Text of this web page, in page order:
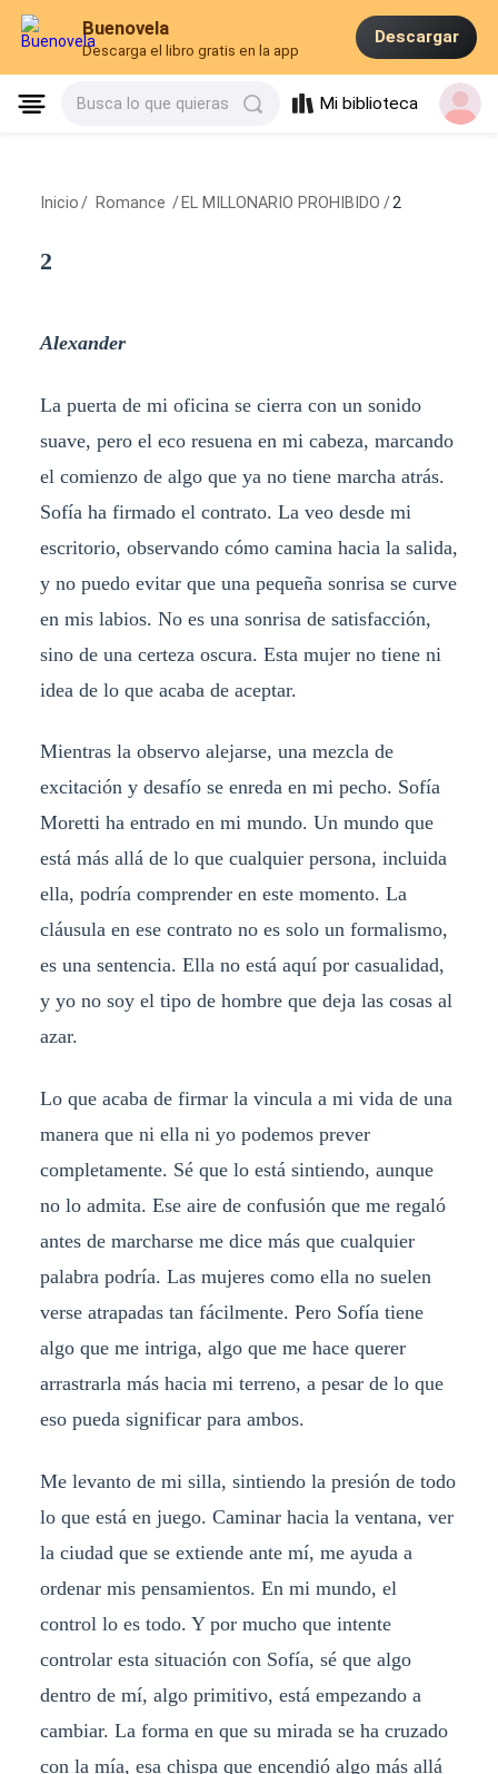
Buenovela
Descarga el libro gratis en la app
Descargar
Busca lo que quieras Mi biblioteca
Inicio / Romance / EL MILLONARIO PROHIBIDO / 2
2
Alexander
La puerta de mi oficina se cierra con un sonido
suave, pero el eco resuena en mi cabeza, marcando
el comienzo de algo que ya no tiene marcha atrás.
Sofía ha firmado el contrato. La veo desde mi
escritorio, observando cómo camina hacia la salida,
y no puedo evitar que una pequeña sonrisa se curve
en mis labios. No es una sonrisa de satisfacción,
sino de una certeza oscura. Esta mujer no tiene ni
idea de lo que acaba de aceptar.
Mientras la observo alejarse, una mezcla de
excitación y desafío se enreda en mi pecho. Sofía
Moretti ha entrado en mi mundo. Un mundo que
está más allá de lo que cualquier persona, incluida
ella, podría comprender en este momento. La
cláusula en ese contrato no es solo un formalismo,
es una sentencia. Ella no está aquí por casualidad,
y yo no soy el tipo de hombre que deja las cosas al
azar.
Lo que acaba de firmar la vincula a mi vida de una
manera que ni ella ni yo podemos prever
completamente. Sé que lo está sintiendo, aunque
no lo admita. Ese aire de confusión que me regaló
antes de marcharse me dice más que cualquier
palabra podría. Las mujeres como ella no suelen
verse atrapadas tan fácilmente. Pero Sofía tiene
algo que me intriga, algo que me hace querer
arrastrarla más hacia mi terreno, a pesar de lo que
eso pueda significar para ambos.
Me levanto de mi silla, sintiendo la presión de todo
lo que está en juego. Caminar hacia la ventana, ver
la ciudad que se extiende ante mí, me ayuda a
ordenar mis pensamientos. En mi mundo, el
control lo es todo. Y por mucho que intente
controlar esta situación con Sofía, sé que algo
dentro de mí, algo primitivo, está empezando a
cambiar. La forma en que su mirada se ha cruzado
con la mía, esa chispa que encendió algo más allá